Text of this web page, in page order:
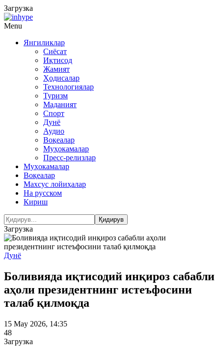
Загрузка
Menu
Янгиликлар
Сиёсат
Иқтисод
Жамият
Ҳодисалар
Технологиялар
Туризм
Маданият
Спорт
Дунё
Аудио
Воқеалар
Муҳокамалар
Пресс-релизлар
Муҳокамалар
Воқеалар
Махсус лойиҳалар
На русском
Кириш
Загрузка
Дунё
Боливияда иқтисодий инқироз сабабли
аҳоли президентнинг истеъфосини
талаб қилмоқда
15 May 2026, 14:35
48
Загрузка